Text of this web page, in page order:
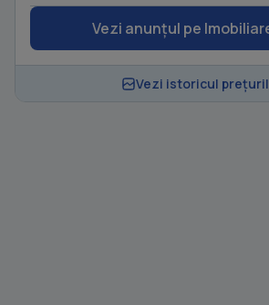
Vezi anunțul pe
Vezi istoricul